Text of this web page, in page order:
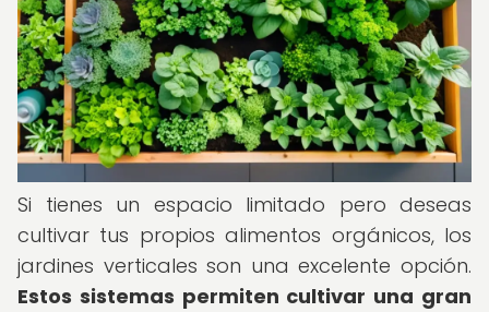
Si tienes un espacio limitado pero deseas
cultivar tus propios alimentos orgánicos, los
jardines verticales son una excelente opción.
Estos sistemas permiten cultivar una gran